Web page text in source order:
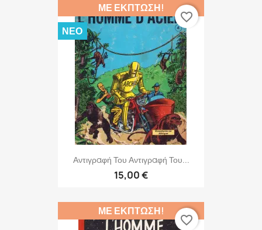
Αντιγραφή Του Αντιγραφή Του...
15,00 €
ΜΕ ΈΚΠΤΩΣΗ!
ΝΈΟ
favorite_border
ΜΕ ΈΚΠΤΩΣΗ!
favorite_border